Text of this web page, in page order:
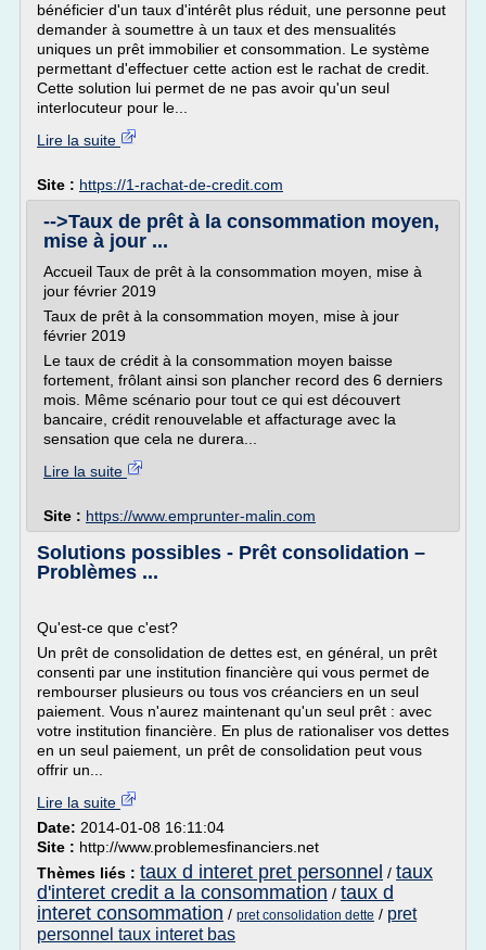
bénéficier d'un taux d'intérêt plus réduit, une personne peut
demander à soumettre à un taux et des mensualités
uniques un prêt immobilier et consommation. Le système
permettant d'effectuer cette action est le rachat de credit.
Cette solution lui permet de ne pas avoir qu'un seul
interlocuteur pour le...
Lire la suite
Site : https://1-rachat-de-credit.com
-->Taux de prêt à la consommation moyen,
mise à jour ...
Accueil Taux de prêt à la consommation moyen, mise à
jour février 2019
Taux de prêt à la consommation moyen, mise à jour
février 2019
Le taux de crédit à la consommation moyen baisse
fortement, frôlant ainsi son plancher record des 6 derniers
mois. Même scénario pour tout ce qui est découvert
bancaire, crédit renouvelable et affacturage avec la
sensation que cela ne durera...
Lire la suite
Site : https://www.emprunter-malin.com
Solutions possibles - Prêt consolidation –
Problèmes ...
Qu'est-ce que c'est?
Un prêt de consolidation de dettes est, en général, un prêt
consenti par une institution financière qui vous permet de
rembourser plusieurs ou tous vos créanciers en un seul
paiement. Vous n'aurez maintenant qu'un seul prêt : avec
votre institution financière. En plus de rationaliser vos dettes
en un seul paiement, un prêt de consolidation peut vous
offrir un...
Lire la suite
Date: 2014-01-08 16:11:04
Site : http://www.problemesfinanciers.net
Thèmes liés : taux d interet pret personnel / taux
d'interet credit a la consommation / taux d
interet consommation / pret consolidation dette / pret
personnel taux interet bas